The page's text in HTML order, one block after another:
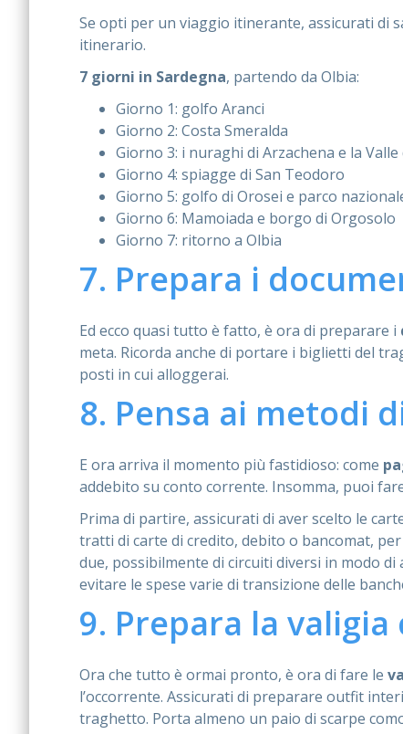
Se opti per un viaggio itinerante, assicurati di
itinerario.
7 giorni in Sardegna, partendo da Olbia:
Giorno 1: golfo Aranci
Giorno 2: Costa Smeralda
Giorno 3: i nuraghi di Arzachena e la Valle
Giorno 4: spiagge di San Teodoro
Giorno 5: golfo di Orosei e parco
Giorno 6: Mamoiada e borgo di Orgosolo
Giorno 7: ritorno a Olbia
7. Prepara i
Ed ecco quasi tutto è fatto, è ora di preparare i
meta. Ricorda anche di portare i biglietti del
posti in cui alloggerai.
8. Pensa ai metodi
E ora arriva il momento più fastidioso: come
addebito su conto corrente. Insomma, puoi
Prima di partire, assicurati di aver scelto le
tratti di carte di credito, debito o bancomat,
due, possibilmente di circuiti diversi in modo
evitare le spese varie di transizione delle
9. Prepara la
Ora che tutto è ormai pronto, è ora di fare le
l’occorrente. Assicurati di preparare outfit
traghetto. Porta almeno un paio di scarpe